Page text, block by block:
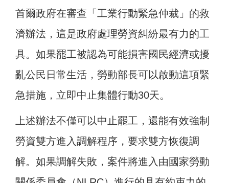
首爾政府在審查「工業行動緊急仲裁」的救
濟辦法，這是政府處理勞資糾紛最有力的工
具。如果罷工被認為可能損害國民經濟或擾
亂公民日常生活，勞動部長可以啟動這項緊
急措施，立即中止集體行動30天。
上述辦法不僅可以中止罷工，還能有效強制
勞資雙方進入調解程序，要求雙方恢復調
解。如果調解失敗，案件將進入由國家勞動